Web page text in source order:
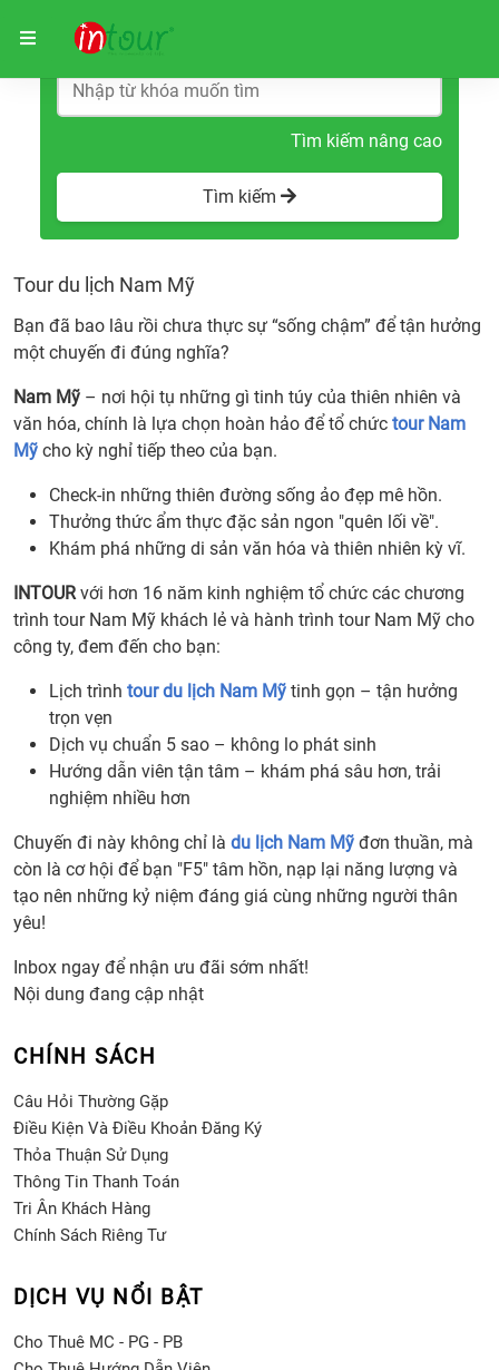
Trang chủ Tour du lịch Nam Mỹ
Tìm kiếm nâng cao
Tìm kiếm
Tour du lịch Nam Mỹ
Bạn đã bao lâu rồi chưa thực sự “sống chậm” để tận hưởng
một chuyến đi đúng nghĩa?
Nam Mỹ – nơi hội tụ những gì tinh túy của thiên nhiên và
văn hóa, chính là lựa chọn hoàn hảo để tổ chức tour Nam
Mỹ cho kỳ nghỉ tiếp theo của bạn.
Check-in những thiên đường sống ảo đẹp mê hồn.
Thưởng thức ẩm thực đặc sản ngon "quên lối về".
Khám phá những di sản văn hóa và thiên nhiên kỳ vĩ.
INTOURvới hơn 16 năm kinh nghiệm tổ chức các chương
trình tour Nam Mỹ khách lẻ và hành trình tour Nam Mỹ cho
công ty, đem đến cho bạn:
Lịch trình tour du lịch Nam Mỹ tinh gọn – tận hưởng
trọn vẹn
Dịch vụ chuẩn 5 sao – không lo phát sinh
Hướng dẫn viên tận tâm – khám phá sâu hơn, trải
nghiệm nhiều hơn
Chuyến đi này không chỉ là du lịch Nam Mỹ đơn thuần, mà
còn là cơ hội để bạn "F5" tâm hồn, nạp lại năng lượng và
tạo nên những kỷ niệm đáng giá cùng những người thân
yêu!
Inbox ngay để nhận ưu đãi sớm nhất!
Nội dung đang cập nhật
CHÍNH SÁCH
Câu Hỏi Thường Gặp
Điều Kiện Và Điều Khoản Đăng Ký
Thỏa Thuận Sử Dụng
Thông Tin Thanh Toán
Tri Ân Khách Hàng
Chính Sách Riêng Tư
DỊCH VỤ NỔI BẬT
Cho Thuê MC - PG - PB